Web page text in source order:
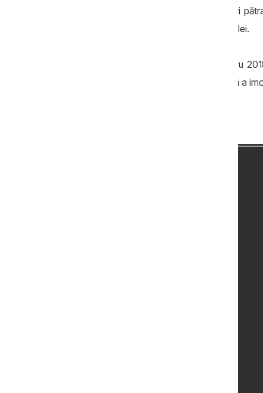
moștenit o casă de locuit de 93,8 metri
cumpărat în același an cu 400 de mii de lei.
În ultima declarație de avere, cea pentru
adaugă 108 mii de lei din darea în arendă a